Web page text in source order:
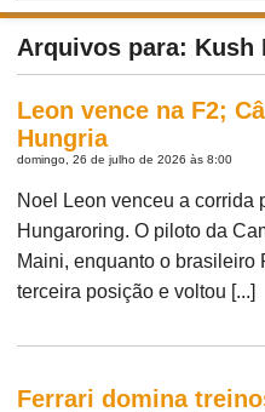
Arquivos para: Kush
Leon vence na F2;
Hungria
domingo, 26 de julho de 2026 às 8:00
Noel Leon venceu a corrida
Hungaroring. O piloto da
Maini, enquanto o brasileiro
terceira posição e voltou [...]
Ferrari domina